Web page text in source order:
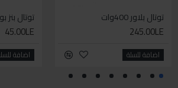
سيليكون متعدد الاستخدام
70.00LE
اضافة للسلة
700.00LE
اضافة للسلة
توتال بلاور 400وات
245.00LE
اضافة للسلة
توتال بنز بوز 6
45.00LE
اضافة